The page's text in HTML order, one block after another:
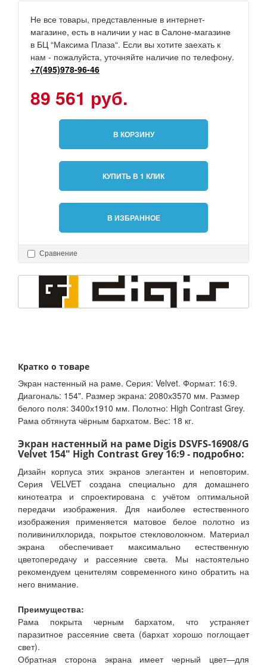
Не все товары, представленные в интернет-
магазине, есть в наличии у нас в Салоне-магазине
в БЦ “Максима Плаза“. Если вы хотите заехать к
нам - пожалуйста, уточняйте наличие по телефону.
+7(495)978-96-46
89 561 руб.
В КОРЗИНУ
КУПИТЬ В 1 КЛИК
В ИЗБРАННОЕ
Сравнение
Кратко о товаре
Экран настенный на раме. Серия: Velvet. Формат: 16:9.
Диагональ: 154". Размер экрана: 2080х3570 мм. Размер
белого поля: 3400х1910 мм. Полотно: High Contrast Grey.
Рама обтянута чёрным бархатом. Вес: 18 кг.
Экран настенный на раме Digis DSVFS-16908/G
Velvet 154" High Contrast Grey 16:9 - подробно:
Дизайн корпуса этих экранов элегантен и неповторим.
Серия VELVET создана специально для домашнего
кинотеатра и спроектирована с учётом оптимальной
передачи изображения. Для наиболее естественного
изображения применяется матовое белое полотно из
поливинилхлорида, покрытое стекловолокном. Материал
экрана обеспечивает максимально естественную
цветопередачу и рассеяние света. Мы настоятельно
рекомендуем ценителям современного кино обратить на
него внимание.
Преимущества:
Рама покрыта черным бархатом, что устраняет
паразитное рассеяние света (бархат хорошо поглощает
свет).
Обратная сторона экрана имеет черный цвет—для